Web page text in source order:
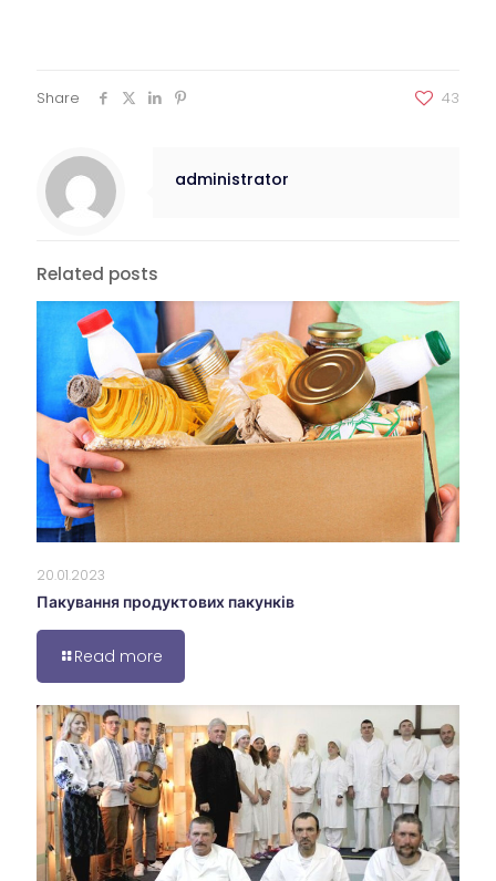
Share 43
administrator
Related posts
20.01.2023
Пакування продуктових пакунків
Read more